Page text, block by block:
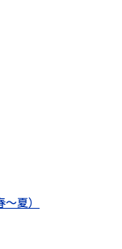
夏）